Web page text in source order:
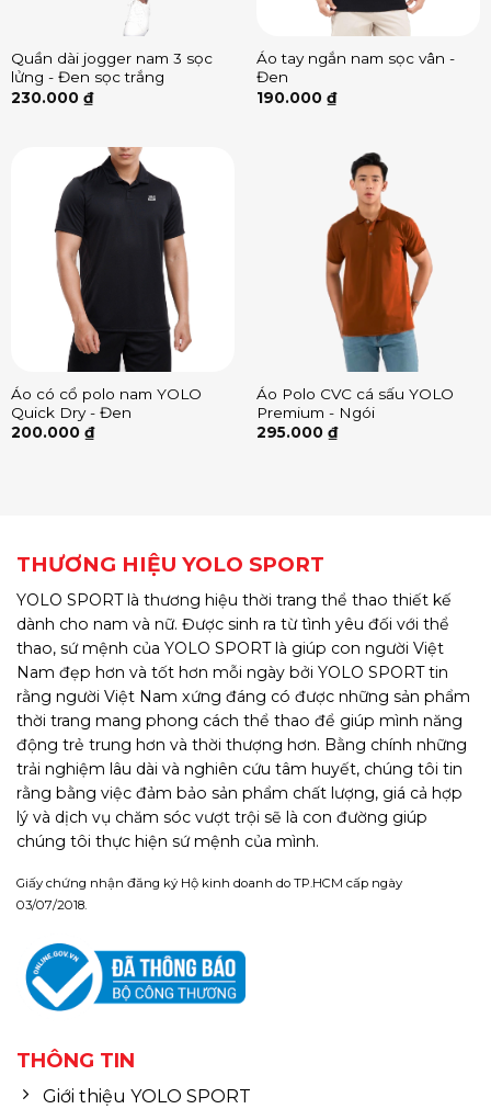
Quần dài jogger nam 3 sọc
lửng - Đen sọc trắng
230.000 ₫
Áo tay ngắn nam sọc vân -
Đen
190.000 ₫
Áo có cổ polo nam YOLO
Quick Dry - Đen
200.000 ₫
Áo Polo CVC cá sấu YOLO
Premium - Ngói
295.000 ₫
THƯƠNG HIỆU YOLO SPORT
YOLO SPORT là thương hiệu thời trang thể thao thiết kế
dành cho nam và nữ. Được sinh ra từ tình yêu đối với thể
thao, sứ mệnh của YOLO SPORT là giúp con người Việt
Nam đẹp hơn và tốt hơn mỗi ngày bởi YOLO SPORT tin
rằng người Việt Nam xứng đáng có được những sản phẩm
thời trang mang phong cách thể thao để giúp mình năng
động trẻ trung hơn và thời thượng hơn. Bằng chính những
trải nghiệm lâu dài và nghiên cứu tâm huyết, chúng tôi tin
rằng bằng việc đảm bảo sản phẩm chất lượng, giá cả hợp
lý và dịch vụ chăm sóc vượt trội sẽ là con đường giúp
chúng tôi thực hiện sứ mệnh của mình.
Giấy chứng nhận đăng ký Hộ kinh doanh do TP.HCM cấp ngày
03/07/2018.
THÔNG TIN
Giới thiệu YOLO SPORT